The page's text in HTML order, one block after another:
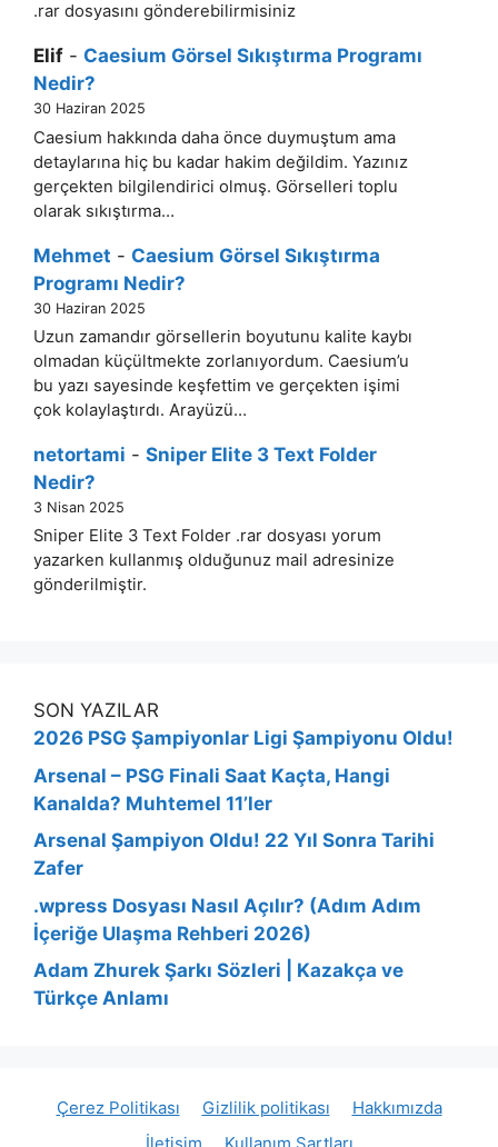
.rar dosyasını gönderebilirmisiniz
Elif - Caesium Görsel Sıkıştırma Programı
Nedir?
30 Haziran 2025
Caesium hakkında daha önce duymuştum ama
detaylarına hiç bu kadar hakim değildim. Yazınız
gerçekten bilgilendirici olmuş. Görselleri toplu
olarak sıkıştırma…
Mehmet - Caesium Görsel Sıkıştırma
Programı Nedir?
30 Haziran 2025
Uzun zamandır görsellerin boyutunu kalite kaybı
olmadan küçültmekte zorlanıyordum. Caesium’u
bu yazı sayesinde keşfettim ve gerçekten işimi
çok kolaylaştırdı. Arayüzü…
netortami - Sniper Elite 3 Text Folder
Nedir?
3 Nisan 2025
Sniper Elite 3 Text Folder .rar dosyası yorum
yazarken kullanmış olduğunuz mail adresinize
gönderilmiştir.
SON YAZILAR
2026 PSG Şampiyonlar Ligi Şampiyonu Oldu!
Arsenal – PSG Finali Saat Kaçta, Hangi
Kanalda? Muhtemel 11’ler
Arsenal Şampiyon Oldu! 22 Yıl Sonra Tarihi
Zafer
.wpress Dosyası Nasıl Açılır? (Adım Adım
İçeriğe Ulaşma Rehberi 2026)
Adam Zhurek Şarkı Sözleri | Kazakça ve
Türkçe Anlamı
Çerez Politikası Gizlilik politikası
Hakkımızda